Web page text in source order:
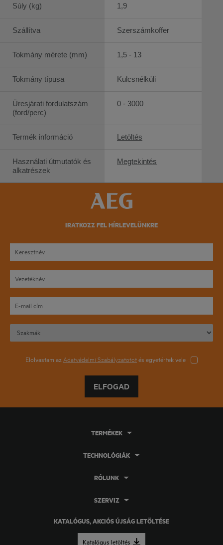
Súly (kg)
Szállítva
Tokmány mérete (mm)
Tokmány típusa
Üresjárati fordulatszám
(ford/perc)
Termék információ
Használati útmutatók és
alkatrészek
1,9
Szerszámkoffer
1,5 - 13
Kulcsnélküli
0 - 3000
Letöltés
Megtekintés
IRATKOZZ FEL HÍRLEVELÜNKRE
Elolvastam az Adatvédelmi Szabályzatototés egyetértek vele
ELFOGAD
KATALÓGUS, AKCIÓS ÚJSÁG LETÖLTÉSE
Katalógus letöltés
TERMÉKEK
TECHNOLÓGIÁK
RÓLUNK
SZERVIZ